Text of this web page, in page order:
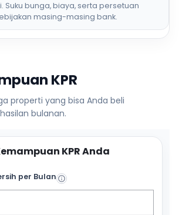
Suku bunga, biaya, serta persetuan
masing-masing bank.
KPR
properti yang bisa Anda beli
bulanan.
KPR Anda
per Bulan